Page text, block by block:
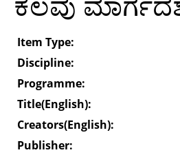
Item Type:
Discipline:
Programme:
Title(English):
Creators(English):
Publisher: